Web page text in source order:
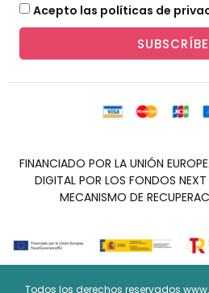
Acepto las políticas de
FINANCIADO POR LA UNIÓN
DIGITAL POR LOS FONDOS
MECANISMO DE
Todos los derechos reservados